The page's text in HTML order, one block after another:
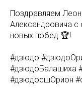
Поздравляем
Александровича с
новых побед 🏆!
#дзюдо
#дзюдоБалашиха
#дзюдосшОрион